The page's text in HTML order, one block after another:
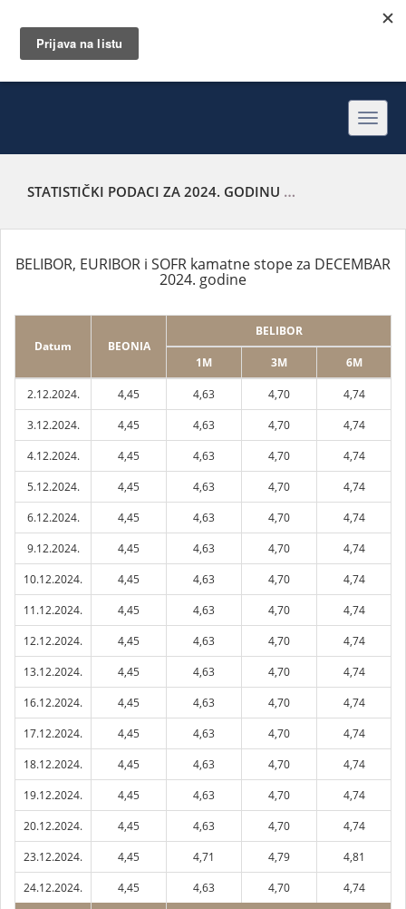
STATISTIČKI PODACI ZA 2024. GODINU
BELIBOR, EURIBOR i SOFR kamatne stope za DECEMBAR
2024. godine
Datum BEONIA
BELIBOR
1M 3M 6M
2.12.2024. 4,45 4,63 4,70
4,74
3.12.2024.
4,45 4,63 4,70
4,74
4.12.2024.
4,45 4,63 4,70
4,74
5.12.2024.
4,45 4,63 4,70
4,74
6.12.2024.
4,45 4,63 4,70
4,74
9.12.2024.
4,45 4,63 4,70
4,74
10.12.2024.
4,45 4,63 4,70
4,74
11.12.2024.
4,45 4,63 4,70
4,74
12.12.2024.
4,45 4,63 4,70
4,74
13.12.2024.
4,45 4,63 4,70
4,74
16.12.2024.
4,45 4,63 4,70
4,74
17.12.2024.
4,45 4,63 4,70
4,74
18.12.2024.
4,45 4,63 4,70
4,74
19.12.2024.
4,45 4,63 4,70
4,74
20.12.2024.
4,45 4,63 4,70
4,74
23.12.2024.
4,45 4,71 4,79
4,81
24.12.2024.
4,45 4,63 4,70 4,74